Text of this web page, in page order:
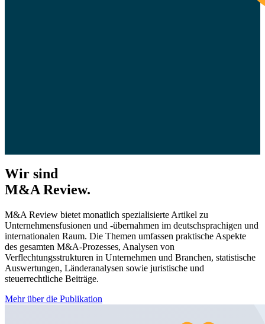
Wir sind
M&A Review.
M&A Review bietet monatlich spezialisierte Artikel zu
Unternehmensfusionen und -übernahmen im deutschsprachigen und
internationalen Raum. Die Themen umfassen praktische Aspekte
des gesamten M&A-Prozesses, Analysen von
Verflechtungsstrukturen in Unternehmen und Branchen, statistische
Auswertungen, Länderanalysen sowie juristische und
steuerrechtliche Beiträge.
Mehr über die Publikation